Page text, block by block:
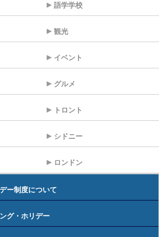
語学学校
観光
イベント
グルメ
トロント
シドニー
ロンドン
ー制度について
グ・ホリデー